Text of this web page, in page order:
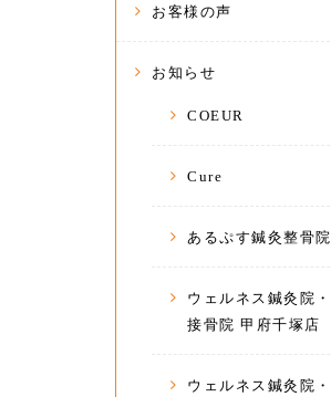
お客様の声
お知らせ
COEUR
Cure
あるぷす鍼灸整骨院
ウェルネス鍼灸院・
接骨院 甲府千塚店
ウェルネス鍼灸院・